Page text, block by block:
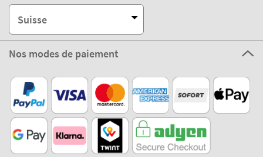
Suisse
Nos modes de paiement